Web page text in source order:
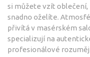
si můžete vzít
snadno oželíte.
přivítá v masérském
specializují na
profesionálové